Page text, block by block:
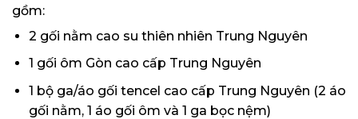
gồm:
2 gối nằm cao su thiên nhiên Trung Nguyên
1 gối ôm Gòn cao cấp Trung Nguyên
1 bộ ga/áo gối tencel cao cấp Trung Nguyên (2 áo
gối nằm, 1 áo gối ôm và 1 ga bọc nệm)